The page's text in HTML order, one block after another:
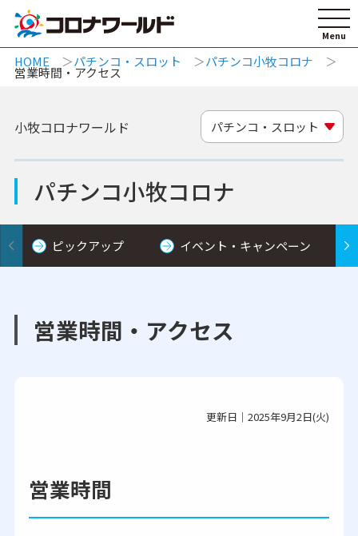
HOME パチンコ・スロット パチンコ小牧コロナ
営業時間・アクセス
パチンコ小牧コロナ
小牧コロナワールド パチンコ・スロット
ピックアップ イベント・キャンペーン
営業時間・アクセス
更新日｜2025年9月2日(火)
営業時間